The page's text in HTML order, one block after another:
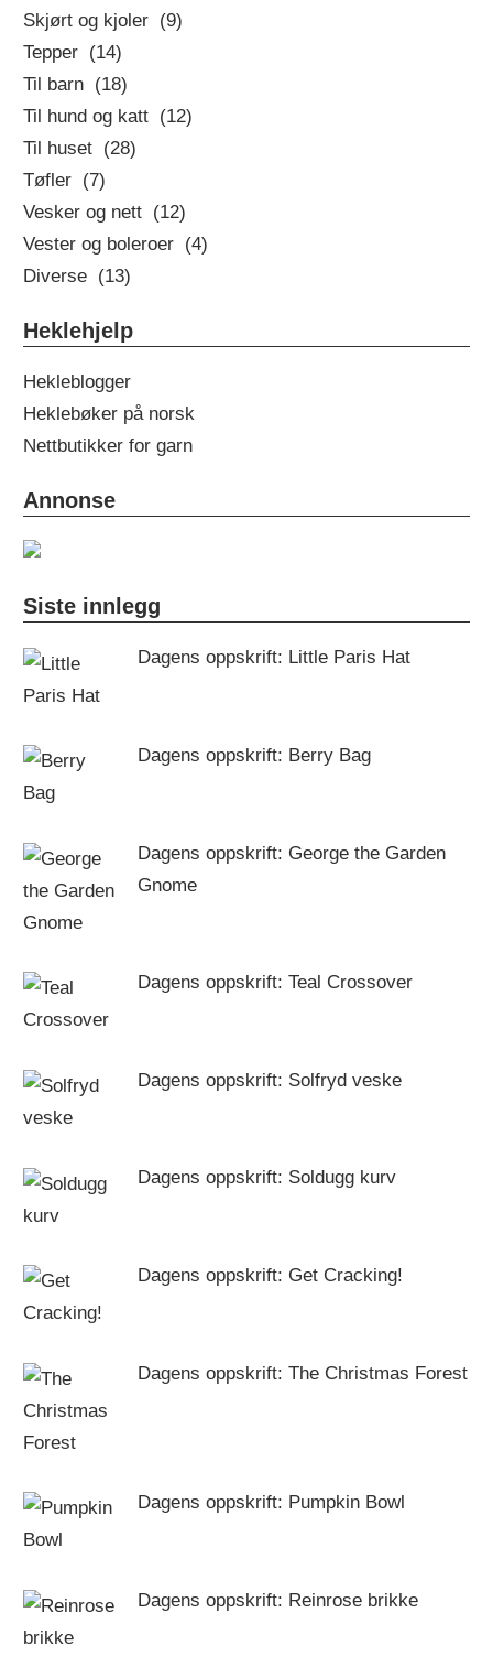
Skjørt og kjoler (9)
Tepper (14)
Til barn (18)
Til hund og katt (12)
Til huset (28)
Tøfler (7)
Vesker og nett (12)
Vester og boleroer (4)
Diverse (13)
Heklehjelp
Hekleblogger
Heklebøker på norsk
Nettbutikker for garn
Annonse
Siste innlegg
Dagens oppskrift: Little Paris Hat
Dagens oppskrift: Berry Bag
Dagens oppskrift: George the Garden
Gnome
Dagens oppskrift: Teal Crossover
Dagens oppskrift: Solfryd veske
Dagens oppskrift: Soldugg kurv
Dagens oppskrift: Get Cracking!
Dagens oppskrift: The Christmas Forest
Dagens oppskrift: Pumpkin Bowl
Dagens oppskrift: Reinrose brikke